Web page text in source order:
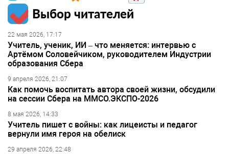
Выбор читателей
22 мая 2026, 17:17
Учитель, ученик, ИИ – что меняется: интервью с
Артёмом Соловейчиком, руководителем Индустрии
образования Сбера
9 апреля 2026, 21:07
Как помочь воспитать автора своей жизни, обсудили
на сессии Сбера на ММСО.ЭКСПО-2026
8 мая 2026, 14:33
Учитель пишет с войны: как лицеисты и педагог
вернули имя героя на обелиск
29 апреля 2026, 22:48